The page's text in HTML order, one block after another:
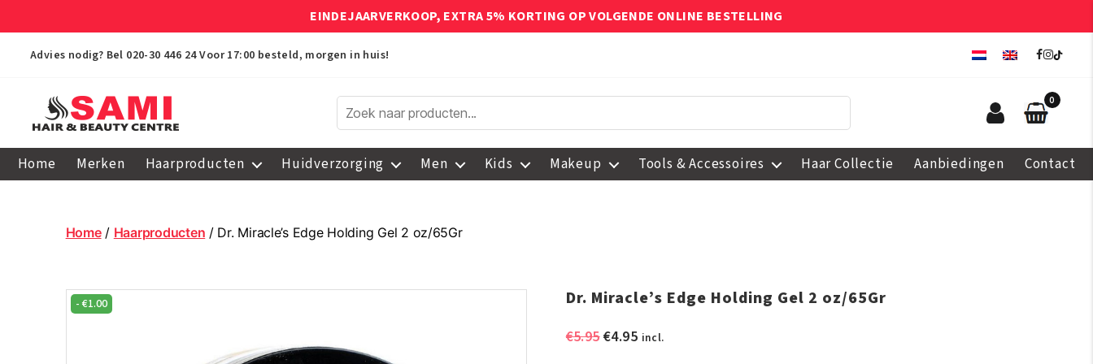
EINDEJAARVERKOOP, EXTRA 5% KORTING OP VOLGENDE ONLINE BESTELLING
Advies nodig? Bel 020-30 446 24 Voor 17:00 besteld, morgen in huis!
Hair
Centre
0
Home Merken Haarproducten Huidverzorging Men Kids Makeup Tools & Accessoires Haar Collectie Aanbiedingen Contact
Home/ Haarproducten / Dr. Miracle’s Edge Holding Gel 2 oz/65Gr
- €1.00 Dr. Miracle’s Edge Holding Gel 2 oz/65Gr
€5.95Oorspronkelijke
€4.95Huidige
incl.